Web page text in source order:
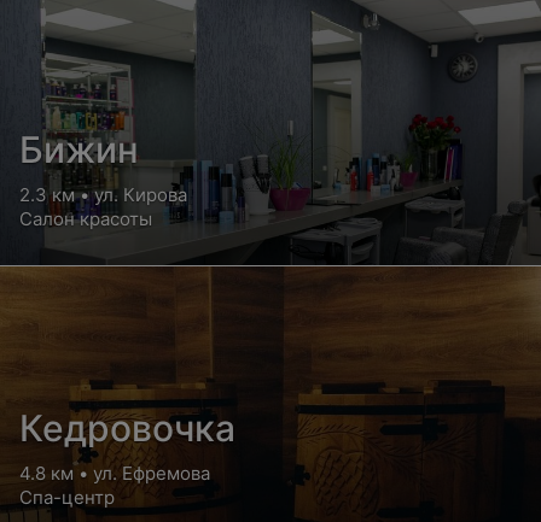
Бижин
2.3 км • ул. Кирова
Салон красоты
Кедровочка
4.8 км • ул. Ефремова
Спа-центр